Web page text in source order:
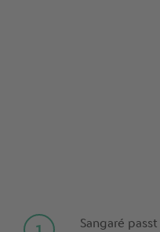
Sangaré